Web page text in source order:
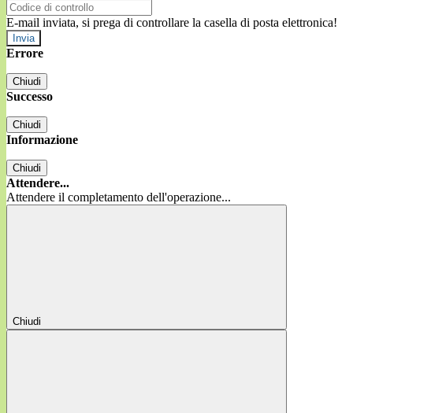
E-mail inviata, si prega di controllare la casella di posta elettronica!
Errore
Chiudi
Successo
Chiudi
Informazione
Chiudi
Attendere...
Attendere il completamento dell'operazione...
Chiudi